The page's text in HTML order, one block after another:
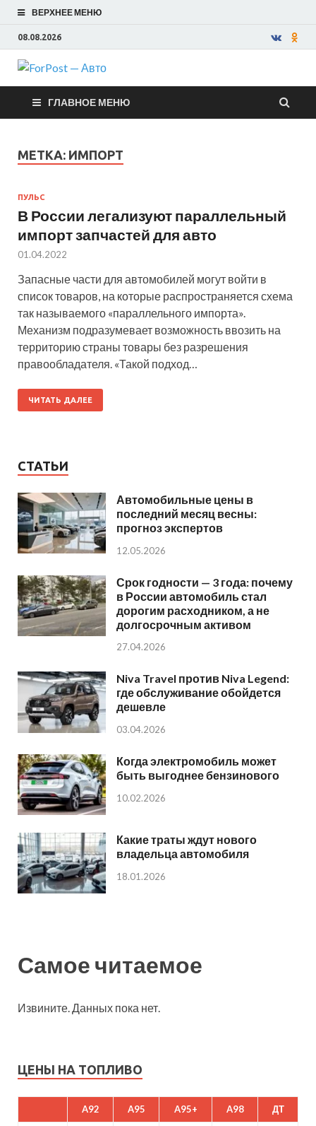
ВЕРХНЕЕ МЕНЮ
08.08.2026
ForPost —
Авто
ГЛАВНОЕ МЕНЮ
МЕТКА: ИМПОРТ
ПУЛЬС
В России легализуют параллельный
импорт запчастей для авто
01.04.2022
Запасные части для автомобилей могут войти в
список товаров, на которые распространяется схема
так называемого «параллельного импорта».
Механизм подразумевает возможность ввозить на
территорию страны товары без разрешения
правообладателя. «Такой подход…
ЧИТАТЬ ДАЛЕЕ
СТАТЬИ
Автомобильные цены в
последний месяц весны:
прогноз экспертов
12.05.2026
Срок годности — 3 года: почему
в России автомобиль стал
дорогим расходником, а не
долгосрочным активом
27.04.2026
Niva Travel против Niva Legend:
где обслуживание обойдется
дешевле
03.04.2026
Когда электромобиль может
быть выгоднее бензинового
10.02.2026
Какие траты ждут нового
владельца автомобиля
18.01.2026
Самое читаемое
Извините. Данных пока нет.
ЦЕНЫ НА ТОПЛИВО
A92 A95 A95+ A98 ДТ